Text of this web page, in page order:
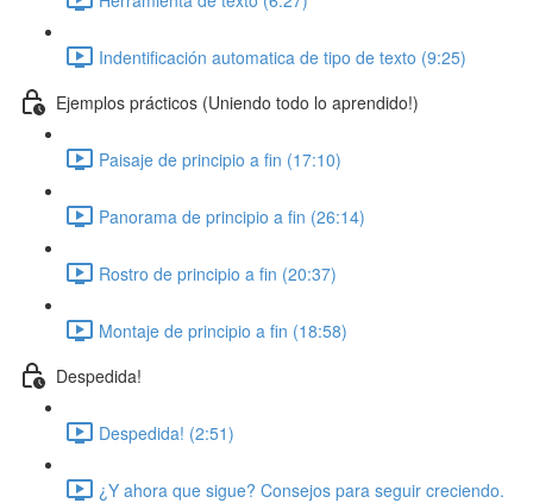
Indentificación automatica de tipo de texto (9:25)
Ejemplos prácticos (Uniendo todo lo aprendido!)
Paisaje de principio a fin (17:10)
Panorama de principio a fin (26:14)
Rostro de principio a fin (20:37)
Montaje de principio a fin (18:58)
Despedida!
Despedida! (2:51)
¿Y ahora que sigue? Consejos para seguir creciendo.